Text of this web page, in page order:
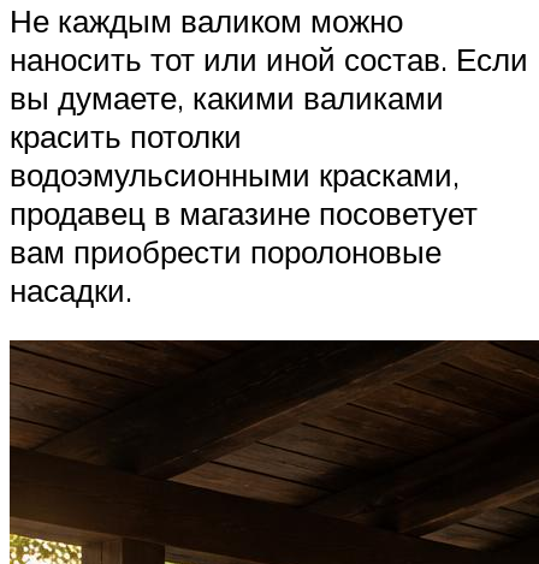
Не каждым валиком можно
наносить тот или иной состав. Если
вы думаете, какими валиками
красить потолки
водоэмульсионными красками,
продавец в магазине посоветует
вам приобрести поролоновые
насадки.